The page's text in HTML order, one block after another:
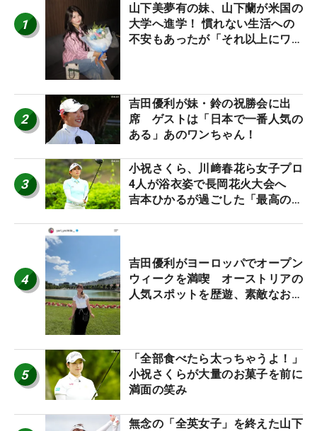
1
山下美夢有の妹、山下蘭が米国の
大学へ進学！ 慣れない生活への
不安もあったが「それ以上にワク
2
吉田優利が妹・鈴の祝勝会に出
席 ゲストは「日本で一番人気の
ある」あのワンちゃん！
3
小祝さくら、川﨑春花ら女子プロ
4人が浴衣姿で長岡花火大会へ
吉本ひかるが過ごした「最高の夏
4
吉田優利がヨーロッパでオープン
ウィークを満喫 オーストリアの
人気スポットを歴遊、素敵なお土
5
「全部食べたら太っちゃうよ！」
小祝さくらが大量のお菓子を前に
満面の笑み
無念の「全英女子」を終えた山下